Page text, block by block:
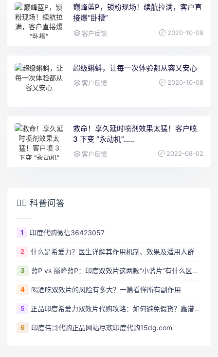
巅峰蓝P，锁粉现场！续航拉满，客户直
接爆“卧槽”
客户反馈 2020-10-08
超级蝌蚪，让每一次体验都从容又安心
客户反馈 2020-10-08
救命！享久延时喷剂效果太猛！客户喷
3 下变 “永动机”……
客户反馈 2022-08-02
👩‍⚕️ 科普问答
1 印度代购微信36423057
2 什么是希爱力？医生详解其作用机制、效果及适用人群
3 蓝P vs 巅峰蓝P：印度双效片这两款“小蓝片”有什么区别？
4 喝酒吃双效片的风险有多大？一篇看懂所有副作用
5 正品印度希爱力双效片代购攻略：如何避免假货？靠谱渠道全解析
6 印度伟哥代购正品网站尽欢印度代购15dg.com